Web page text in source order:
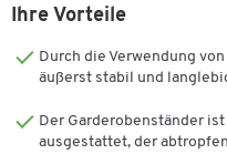
Ihre Vorteile
Durch die Verwendung
äußerst stabil und
Der Garderobenständer
ausgestattet, der